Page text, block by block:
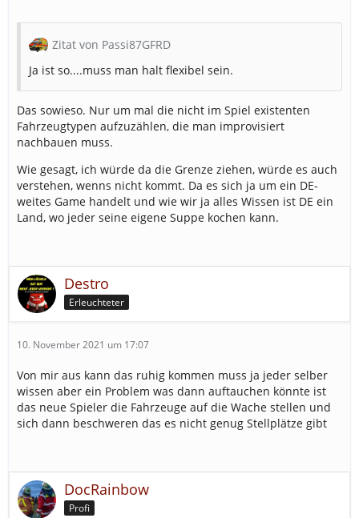
Zitat von Passi87GFRD
Ja ist so....muss man halt flexibel sein.
Das sowieso. Nur um mal die nicht im Spiel existenten
Fahrzeugtypen aufzuzählen, die man improvisiert
nachbauen muss.
Wie gesagt, ich würde da die Grenze ziehen, würde es auch
verstehen, wenns nicht kommt. Da es sich ja um ein DE-
weites Game handelt und wie wir ja alles Wissen ist DE ein
Land, wo jeder seine eigene Suppe kochen kann.
Destro
Erleuchteter
10. November 2021 um 17:07
Von mir aus kann das ruhig kommen muss ja jeder selber
wissen aber ein Problem was dann auftauchen könnte ist
das neue Spieler die Fahrzeuge auf die Wache stellen und
sich dann beschweren das es nicht genug Stellplätze gibt
DocRainbow
Profi